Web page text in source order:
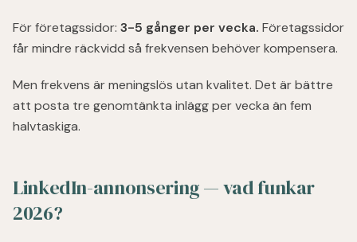
För företagssidor: 3-5 gånger per vecka. Företagssidor
får mindre räckvidd så frekvensen behöver kompensera.
Men frekvens är meningslös utan kvalitet. Det är bättre
att posta tre genomtänkta inlägg per vecka än fem
halvtaskiga.
LinkedIn-annonsering — vad funkar
2026?